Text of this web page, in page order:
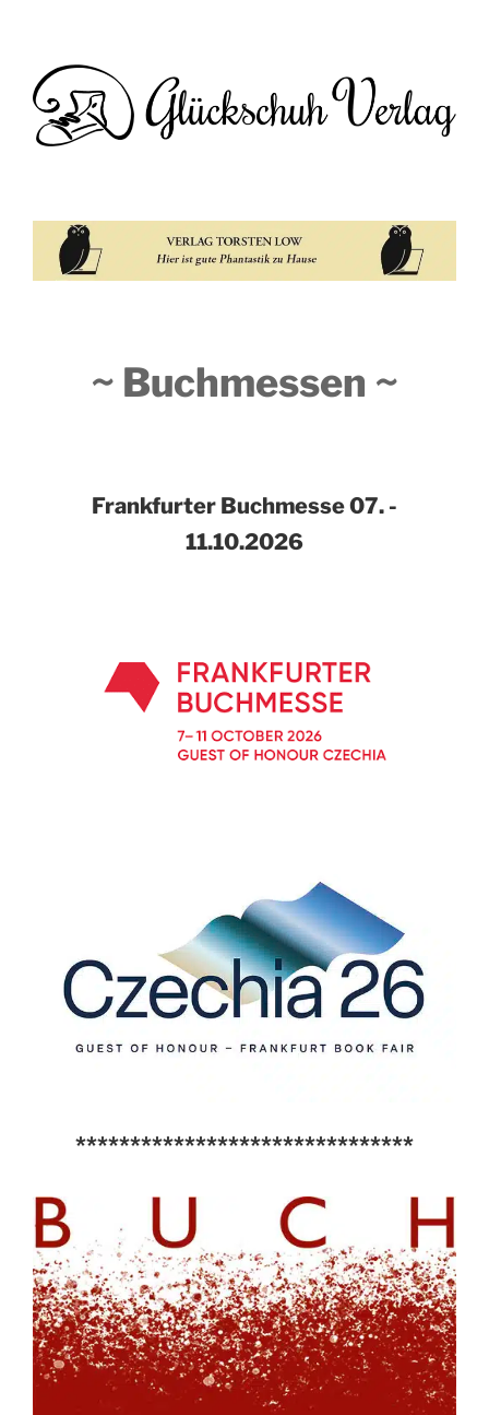
~ Buchmessen ~
Frankfurter Buchmesse07. -
11.10.2026
*******************************